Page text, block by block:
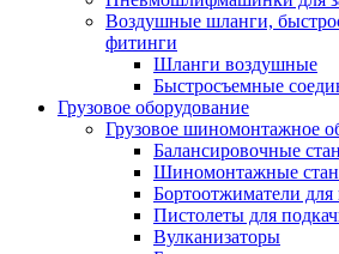
Воздушные шланги,
фитинги
Шланги воздушные
Быстросъемные
Грузовое оборудование
Грузовое шиномонтажное
Балансировочные
Шиномонтажные
Бортоотжиматели для
Пистолеты для
Вулканизаторы